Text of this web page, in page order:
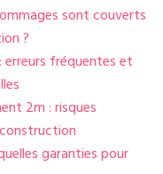
sont couverts
?
erreurs fréquentes et
2m : risques
garanties pour